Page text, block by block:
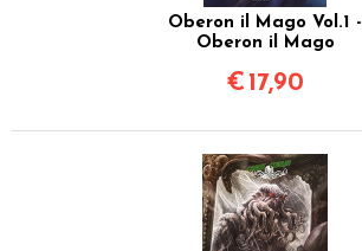
Oberon il Mago Vol.1 -
Oberon il Mago
€ 17,90